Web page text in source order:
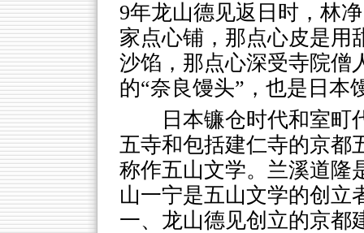
9年龙山德见返日时，林
家点心铺，那点心皮是用
沙馅，那点心深受寺院僧
的“奈良馒头”，也是日本
日本镰仓时代和室町
五寺和包括建仁寺的京都
称作五山文学。兰溪道隆
山一宁是五山文学的创立
一、龙山德见创立的京都